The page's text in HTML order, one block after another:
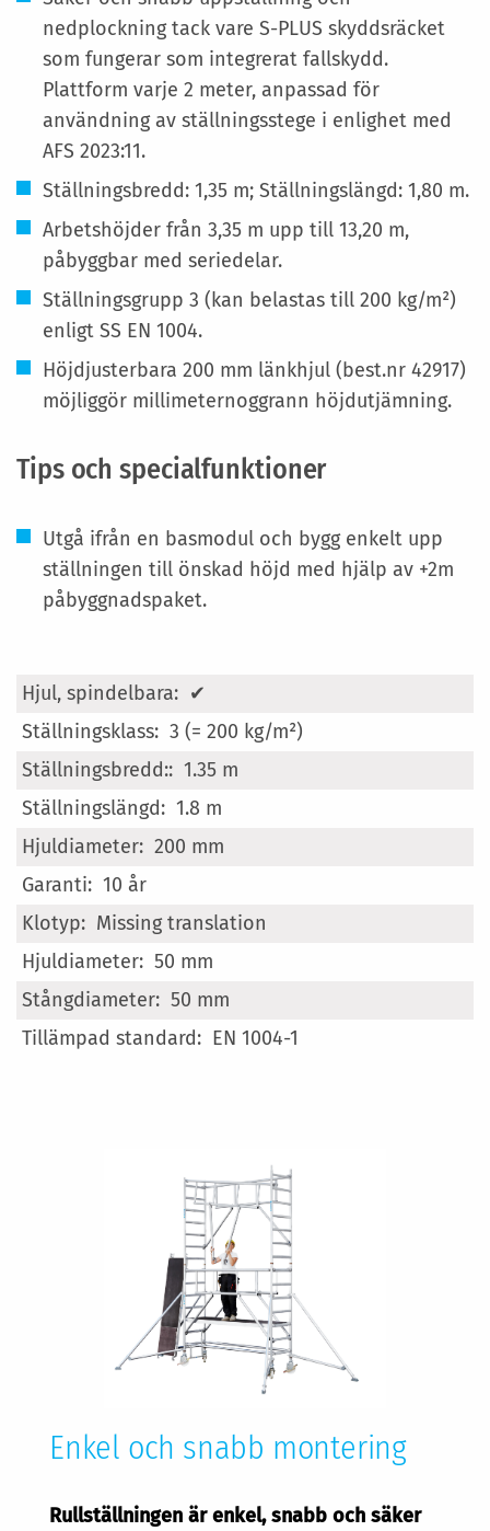
nedplockning tack vare S-PLUS skyddsräcket
som fungerar som integrerat fallskydd.
Plattform varje 2 meter, anpassad för
användning av ställningsstege i enlighet med
AFS 2023:11.
Ställningsbredd: 1,35 m; Ställningslängd: 1,80 m.
Arbetshöjder från 3,35 m upp till 13,20 m,
påbyggbar med seriedelar.
Ställningsgrupp 3 (kan belastas till 200 kg/m²)
enligt SS EN 1004.
Höjdjusterbara 200 mm länkhjul (best.nr 42917)
möjliggör millimeternoggrann höjdutjämning.
Tips och specialfunktioner
Utgå ifrån en basmodul och bygg enkelt upp
ställningen till önskad höjd med hjälp av +2m
påbyggnadspaket.
Mer
information
✔
3 (= 200 kg/m²)
1.35 m
1.8 m
200 mm
10 år
Missing translation
50 mm
50 mm
EN 1004-1
Enkel och snabb montering
Rullställningen är enkel, snabb och säker